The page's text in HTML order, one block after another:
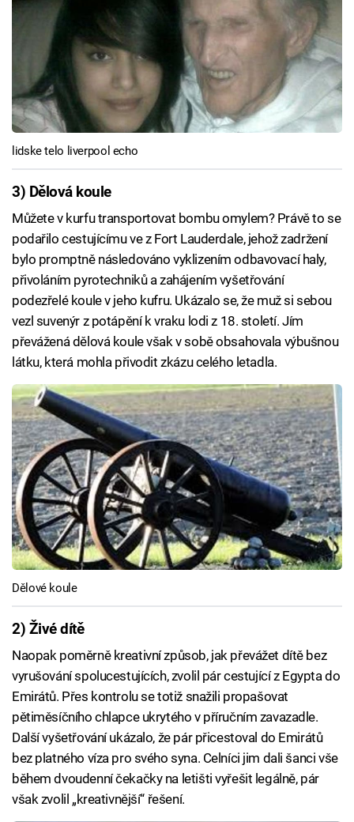
lidske telo liverpool echo
3) Dělová koule
Můžete v kurfu transportovat bombu omylem? Právě to se
podařilo cestujícímu ve z Fort Lauderdale, jehož zadržení
bylo promptně následováno vyklizením odbavovací haly,
přivoláním pyrotechniků a zahájením vyšetřování
podezřelé koule v jeho kufru. Ukázalo se, že muž si sebou
vezl suvenýr z potápění k vraku lodi z 18. století. Jím
převážená dělová koule však v sobě obsahovala výbušnou
látku, která mohla přivodit zkázu celého letadla.
Dělové koule
2) Živé dítě
Naopak poměrně kreativní způsob, jak převážet dítě bez
vyrušování spolucestujících, zvolil pár cestující z Egypta do
Emirátů. Přes kontrolu se totiž snažili propašovat
pětiměsíčního chlapce ukrytého v příručním zavazadle.
Další vyšetřování ukázalo, že pár přicestoval do Emirátů
bez platného víza pro svého syna. Celníci jim dali šanci vše
během dvoudenní čekačky na letišti vyřešit legálně, pár
však zvolil „kreativnější“ řešení.